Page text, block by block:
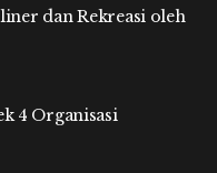
dan Rekreasi oleh
4 Organisasi